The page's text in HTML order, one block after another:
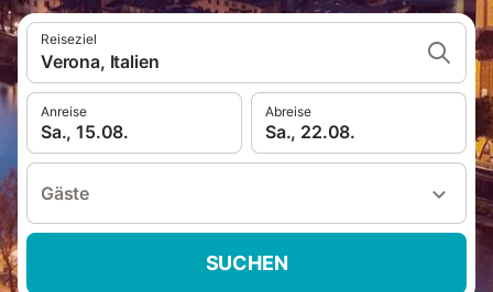
Reiseziel
Verona, Italien
Anreise
Sa., 15.08.
Abreise
Sa., 22.08.
Gäste
SUCHEN